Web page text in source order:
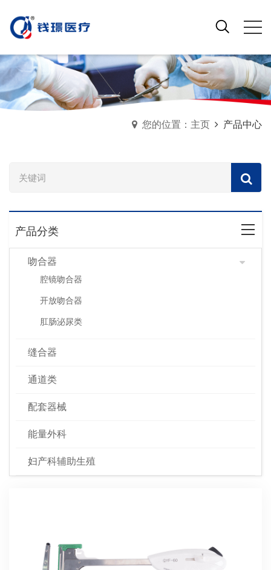
您的位置：主页 产品中心
产品分类
吻合器
腔镜吻合器
开放吻合器
肛肠泌尿类
缝合器
通道类
配套器械
能量外科
妇产科辅助生殖